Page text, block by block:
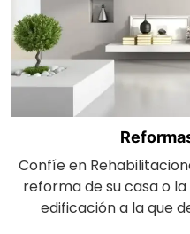
Confíe en
reforma de su casa o
edificación a la que